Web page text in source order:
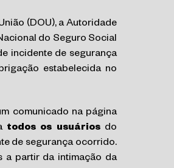
(DOU), a Autoridade
do Seguro Social
incidente de segurança
estabelecida no
comunicado na página
todos os usuáriosdo
de segurança ocorrido.
a partir da intimação da